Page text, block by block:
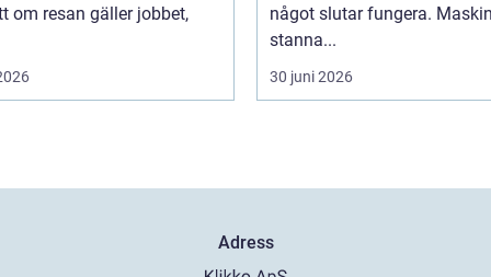
om resan gäller jobbet,
något slutar fungera.
stanna...
30 juni 2026
Adress